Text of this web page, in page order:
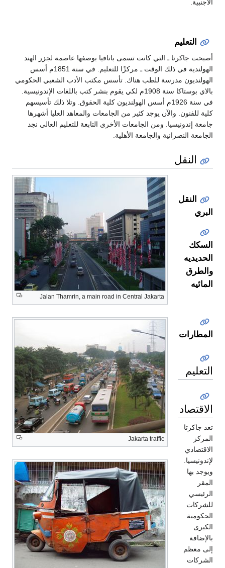
الأجنبية.
التعليم
أصبحت جاكرتا ـ التي كانت تسمى باتافيا بوصفها عاصمة لجزر الهند
الهولندية في ذلك الوقت ـ مركزًا للتعليم. في سنة 1851م أسس
الهولنديون مدرسة للطب هناك. تأسس مكتب الأدب الشعبي الحكومي
بالاي بوستاكا سنة 1908م لكي يقوم بنشر كتب باللغات الإندونيسية.
في سنة 1926م أسس الهولنديون كلية الحقوق. وتلا ذلك تأسيسهم
كلية للفنون. والآن يوجد كثير من الجامعات والمعاهد العليا أشهرها
جامعة إندونيسيا. ومن الجامعات الأخرى التابعة للتعليم العالي نجد
الجامعة النصرانية والجامعة الأهلية.
النقل
Jalan Thamrin, a main road in Central Jakarta
النقل
البري
Jakarta traffic
السكك
الحديديه
والطرق
المائيه
المطارات
التعليم
الاقتصاد
تعد جاكرتا
المركز
الاقتصادي
لإندونيسيا.
ويوجد بها
المقر
الرئيسي
للشركات
الحكومية
الكبرى
بالإضافة
إلى معظم
الشركات